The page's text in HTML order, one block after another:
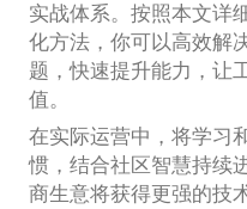
实战体系。按照本文详
化方法，你可以高效解
题，快速提升能力，让
值。
在实际运营中，将学习
惯，结合社区智慧持续
商生意将获得更强的技